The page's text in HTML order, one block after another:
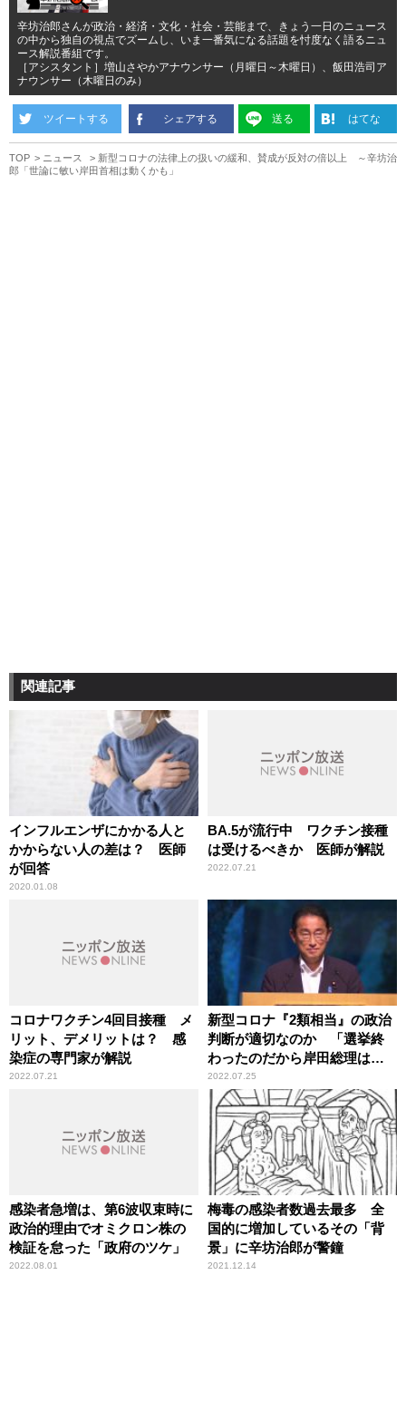
辛坊治郎さんが政治・経済・文化・社会・芸能まで、きょう一日のニュース
の中から独自の視点でズームし、いま一番気になる話題を忖度なく語るニュ
ース解説番組です。
［アシスタント］増山さやかアナウンサー（月曜日～木曜日）、飯田浩司ア
ナウンサー（木曜日のみ）
ツイートする シェアする 送る はてな
TOP ニュース
新型コロナの法律上の扱いの緩和、賛成が反対の倍以上 ～辛坊治
郎「世論に敏い岸田首相は動くかも」
関連記事
インフルエンザにかかる人と
かからない人の差は？ 医師
が回答
2020.01.08
BA.5が流行中 ワクチン接種
は受けるべきか 医師が解説
2022.07.21
コロナワクチン4回目接種 メ
リット、デメリットは？ 感
染症の専門家が解説
2022.07.21
新型コロナ『2類相当』の政治
判断が適切なのか 「選挙終
わったのだから岸田総理は検
証のリーダーシップを」須田
慎一郎が提言
2022.07.25
感染者急増は、第6波収束時に
政治的理由でオミクロン株の
検証を怠った「政府のツケ」
2022.08.01
梅毒の感染者数過去最多 全
国的に増加しているその「背
景」に辛坊治郎が警鐘
2021.12.14